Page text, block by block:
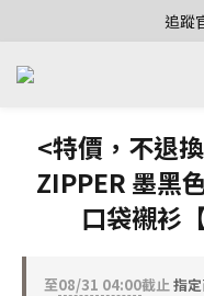
追蹤
<特價，不退
ZIPPER 墨黑
口袋襯衫
至08/31 04:00截止指